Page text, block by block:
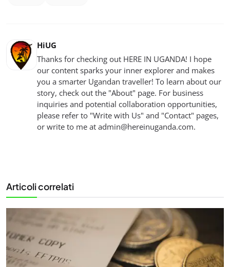
HiUG
Thanks for checking out HERE IN UGANDA! I hope
our content sparks your inner explorer and makes
you a smarter Ugandan traveller! To learn about our
story, check out the "About" page. For business
inquiries and potential collaboration opportunities,
please refer to "Write with Us" and "Contact" pages,
or write to me at admin@hereinuganda.com.
Articoli correlati